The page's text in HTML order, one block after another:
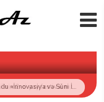
“Bakcell» və Gənclər Fondu «İnnovasiya və Süni İntellekt» üzrə təqaüd proqramının qalibləri ilə görüş keçirib